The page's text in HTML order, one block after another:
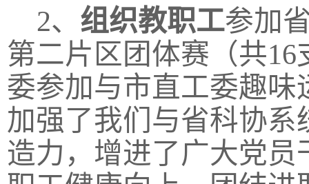
2、 组织教职工参加
第二片区团体赛（共16
委参加与市直工委趣味
加强了我们与省科协
造力，增进了广大党